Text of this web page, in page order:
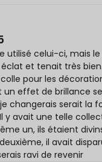
utilisé celui-ci, mais
et tenait très
pour les
effet de brillance
changerais serait la
y avait une telle
un, ils étaient
il avait
ravi de revenir